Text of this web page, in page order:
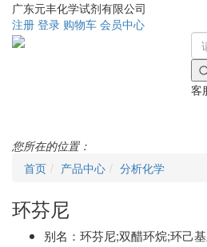
广东元丰化学试剂有限公司
注册 登录 购物车 会员中心
客
您所在的位置：
首页
产品中心 分析化学
环芬尼
别名： 环芬尼;双醋环烷;环己